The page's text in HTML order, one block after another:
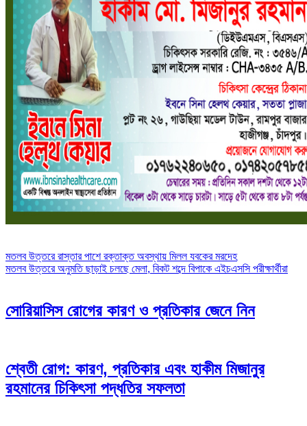
Post
navigation
মতলব উত্তরে রাস্তার পাশে রক্তাক্ত অবস্থায় মিলল যবকের মরদেহ
মতলব উত্তরে অনুমতি ছাড়াই চলছে মেলা, বিকট শব্দে বিপাকে এইচএসসি পরীক্ষার্থীরা
সোরিয়াসিস রোগের কারণ ও প্রতিকার জেনে নিন
শ্বেতী রোগ: কারণ, প্রতিকার এবং হাকীম মিজানুর
রহমানের চিকিৎসা পদ্ধতির সফলতা